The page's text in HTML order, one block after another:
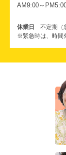
AM9:00～
休業日
不定期（
※緊急時は、時間